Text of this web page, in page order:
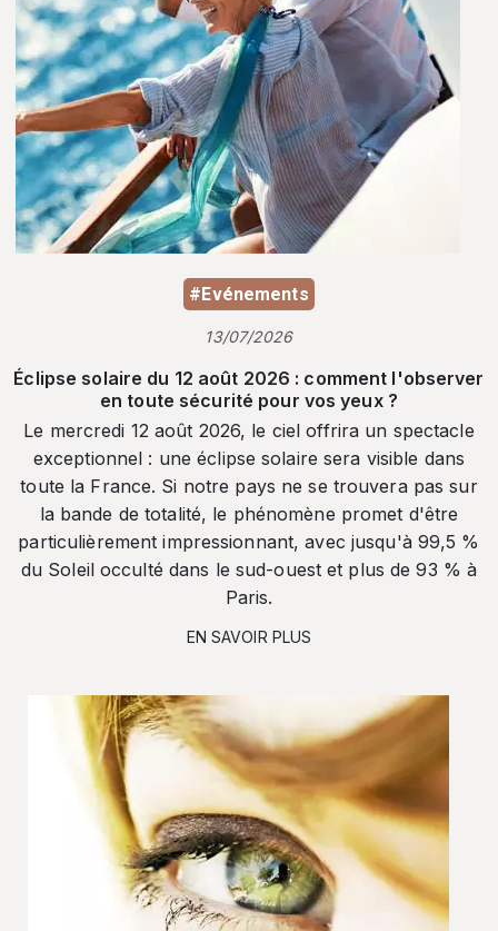
#Evénements
13/07/2026
Éclipse solaire du 12 août 2026 : comment l'observer
en toute sécurité pour vos yeux ?
Le mercredi 12 août 2026, le ciel offrira un spectacle
exceptionnel : une éclipse solaire sera visible dans
toute la France. Si notre pays ne se trouvera pas sur
la bande de totalité, le phénomène promet d'être
particulièrement impressionnant, avec jusqu'à 99,5 %
du Soleil occulté dans le sud-ouest et plus de 93 % à
Paris.
EN SAVOIR PLUS